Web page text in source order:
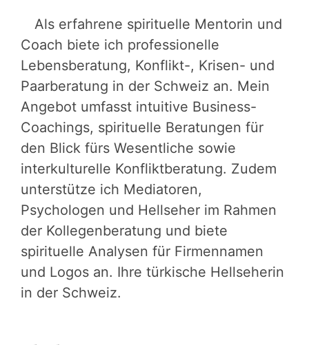
Als erfahrene spirituelle Mentorin und
Coach biete ich professionelle
Lebensberatung, Konflikt-, Krisen- und
Paarberatung in der Schweiz an. Mein
Angebot umfasst intuitive Business-
Coachings, spirituelle Beratungen für
den Blick fürs Wesentliche sowie
interkulturelle Konfliktberatung. Zudem
unterstütze ich Mediatoren,
Psychologen und Hellseher im Rahmen
der Kollegenberatung und biete
spirituelle Analysen für Firmennamen
und Logos an. Ihre türkische Hellseherin
in der Schweiz.